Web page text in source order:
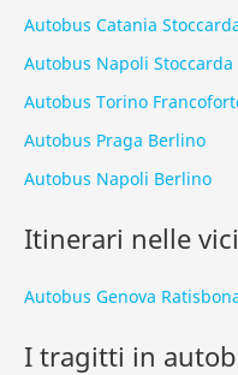
Autobus Catania
Autobus Napoli Stoccarda
Autobus Torino
Autobus Praga Berlino
Autobus Napoli Berlino
Itinerari nelle
Autobus Genova
I tragitti in